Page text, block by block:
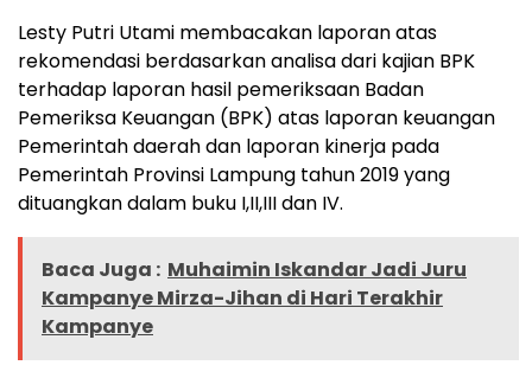
Lesty Putri Utami membacakan laporan atas
rekomendasi berdasarkan analisa dari kajian BPK
terhadap laporan hasil pemeriksaan Badan
Pemeriksa Keuangan (BPK) atas laporan keuangan
Pemerintah daerah dan laporan kinerja pada
Pemerintah Provinsi Lampung tahun 2019 yang
dituangkan dalam buku I,II,III dan IV.
Baca Juga : Muhaimin Iskandar Jadi Juru
Kampanye Mirza-Jihan di Hari Terakhir
Kampanye